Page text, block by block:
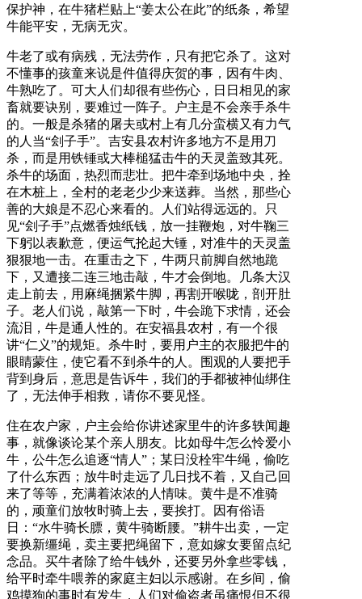
保护神，在牛猪栏贴上“姜太公在此”的纸条，希望
牛能平安，无病无灾。
牛老了或有病残，无法劳作，只有把它杀了。这对
不懂事的孩童来说是件值得庆贺的事，因有牛肉、
牛熟吃了。可大人们却很有些伤心，日日相见的家
畜就要诀别，要难过一阵子。户主是不会亲手杀牛
的。一般是杀猪的屠夫或村上有几分蛮横又有力气
的人当“刽子手”。吉安县农村许多地方不是用刀
杀，而是用铁锤或大棒槌猛击牛的天灵盖致其死。
杀牛的场面，热烈而悲壮。把牛牵到场地中央，拴
在木桩上，全村的老老少少来送葬。当然，那些心
善的大娘是不忍心来看的。人们站得远远的。只
见“刽子手”点燃香烛纸钱，放一挂鞭炮，对牛鞠三
下躬以表歉意，便运气抡起大锤，对准牛的天灵盖
狠狠地一击。在重击之下，牛两只前脚自然地跪
下，又遭接二连三地击敲，牛才会倒地。几条大汉
走上前去，用麻绳捆紧牛脚，再割开喉咙，剖开肚
子。老人们说，敲第一下时，牛会跪下求情，还会
流泪，牛是通人性的。在安福县农村，有一个很
讲“仁义”的规矩。杀牛时，要用户主的衣服把牛的
眼睛蒙住，使它看不到杀牛的人。围观的人要把手
背到身后，意思是告诉牛，我们的手都被神仙绑住
了，无法伸手相救，请你不要见怪。
住在农户家，户主会给你讲述家里牛的许多轶闻趣
事，就像谈论某个亲人朋友。比如母牛怎么怜爱小
牛，公牛怎么追逐“情人”；某日没栓牢牛绳，偷吃
了什么东西；放牛时走远了几日找不着，又自己回
来了等等，充满着浓浓的人情味。黄牛是不准骑
的，顽童们放牧时骑上去，要挨打。因有俗语
日：“水牛骑长膘，黄牛骑断腰。”耕牛出卖，一定
要换新缰绳，卖主要把绳留下，意如嫁女要留点纪
念品。买牛者除了给牛钱外，还要另外拿些零钱，
给平时牵牛喂养的家庭主妇以示感谢。在乡间，偷
鸡摸狗的事时有发生，人们对偷盗者虽痛恨但不很